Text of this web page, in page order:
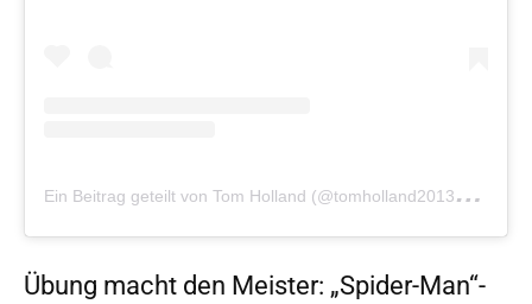
E
in Beitrag geteilt von Tom Holland (@tomholland2013)
am
Übung macht den Meister: „Spider-Man“-